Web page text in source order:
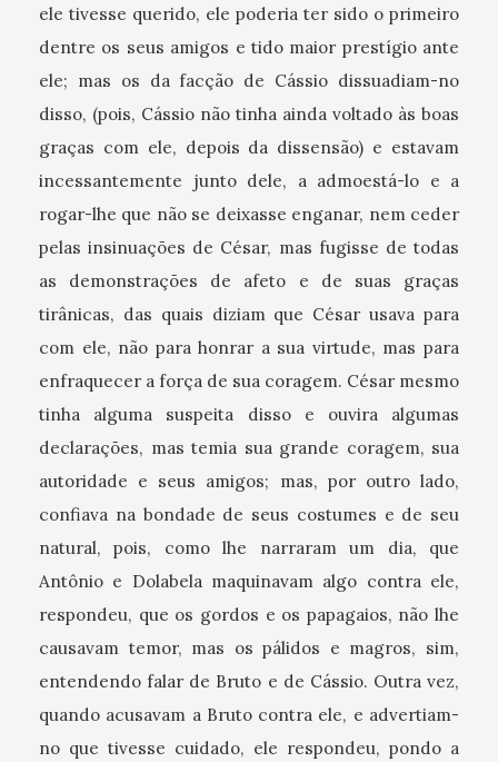
ele tivesse querido, ele poderia ter sido o primeiro
dentre os seus amigos e tido maior prestígio ante
ele; mas os da facção de Cássio dissuadiam-no
disso, (pois, Cássio não tinha ainda voltado às boas
graças com ele, depois da dissensão) e estavam
incessantemente junto dele, a admoestá-lo e a
rogar-lhe que não se deixasse enganar, nem ceder
pelas insinuações de César, mas fugisse de todas
as demonstrações de afeto e de suas graças
tirânicas, das quais diziam que César usava para
com ele, não para honrar a sua virtude, mas para
enfraquecer a força de sua coragem. César mesmo
tinha alguma suspeita disso e ouvira algumas
declarações, mas temia sua grande coragem, sua
autoridade e seus amigos; mas, por outro lado,
confiava na bondade de seus costumes e de seu
natural, pois, como lhe narraram um dia, que
Antônio e Dolabela maquinavam algo contra ele,
respondeu, que os gordos e os papagaios, não lhe
causavam temor, mas os pálidos e magros, sim,
entendendo falar de Bruto e de Cássio. Outra vez,
quando acusavam a Bruto contra ele, e advertiam-
no que tivesse cuidado, ele respondeu, pondo a